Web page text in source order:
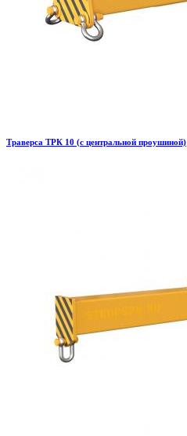
Траверса ТРК 10 (с центральной проушиной)